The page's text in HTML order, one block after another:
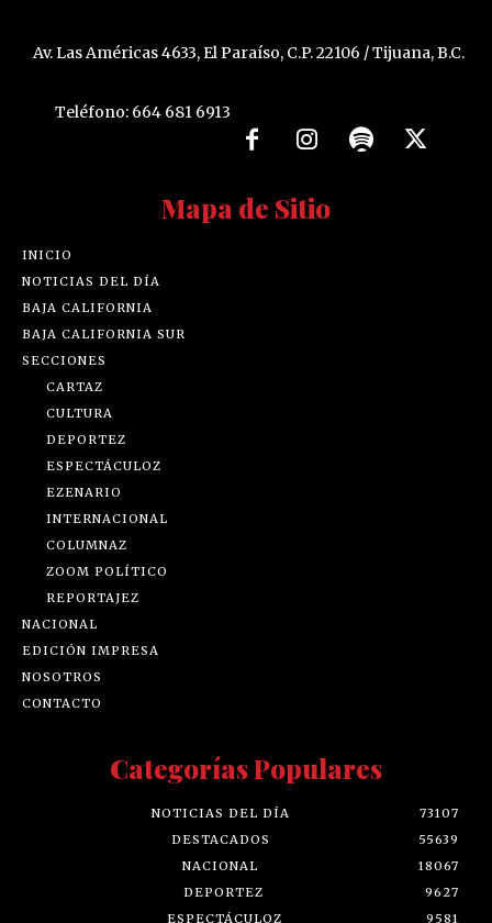
Av. Las Américas 4633, El Paraíso, C.P. 22106 / Tijuana, B.C.
Teléfono: 664 681 6913
Mapa de Sitio
INICIO
NOTICIAS DEL DÍA
BAJA CALIFORNIA
BAJA CALIFORNIA SUR
SECCIONES
CARTAZ
CULTURA
DEPORTEZ
ESPECTÁCULOZ
EZENARIO
INTERNACIONAL
COLUMNAZ
ZOOM POLÍTICO
REPORTAJEZ
NACIONAL
EDICIÓN IMPRESA
NOSOTROS
CONTACTO
Categorías Populares
NOTICIAS DEL DÍA
73107
DESTACADOS
55639
NACIONAL
18067
DEPORTEZ
9627
ESPECTÁCULOZ
9581